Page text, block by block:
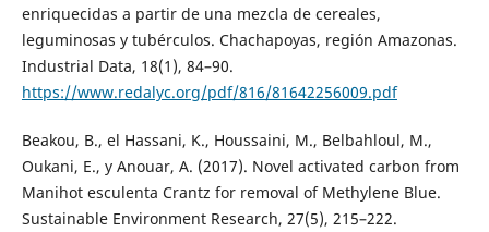
enriquecidas a partir de una mezcla de cereales,
leguminosas y tubérculos. Chachapoyas, región Amazonas.
Industrial Data, 18(1), 84–90.
https://www.redalyc.org/pdf/816/81642256009.pdf
Beakou, B., el Hassani, K., Houssaini, M., Belbahloul, M.,
Oukani, E., y Anouar, A. (2017). Novel activated carbon from
Manihot esculenta Crantz for removal of Methylene Blue.
Sustainable Environment Research, 27(5), 215–222.